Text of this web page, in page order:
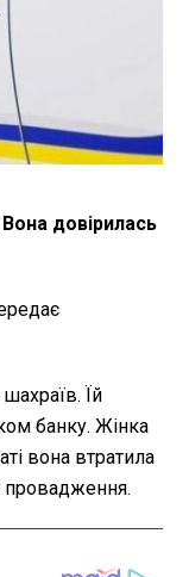
довірилась
Їй
банку. Жінка
вона втратила
провадження.